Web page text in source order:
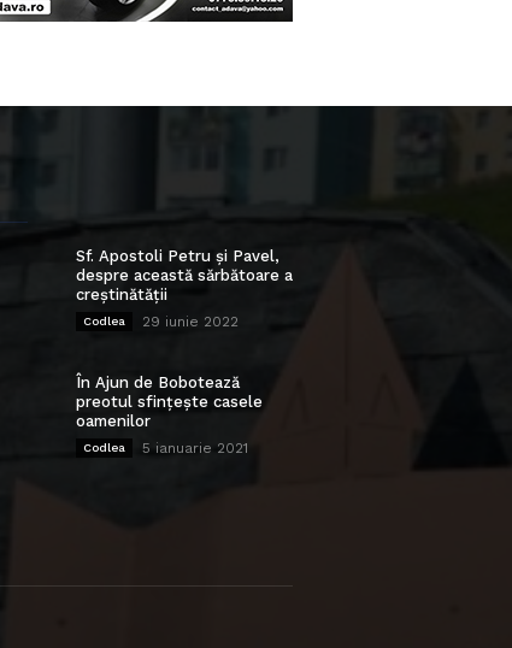
Sf. Apostoli Petru și Pavel,
despre această sărbătoare a
creștinătății
Codlea 29 iunie 2022
În Ajun de Bobotează
preotul sfințește casele
oamenilor
Codlea 5 ianuarie 2021